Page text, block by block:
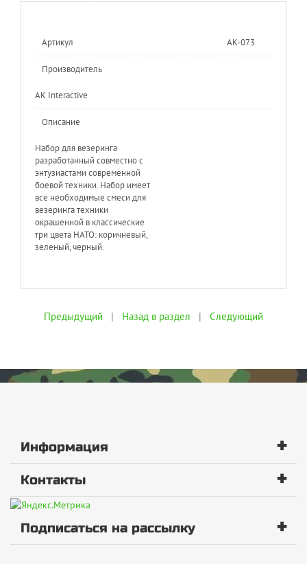
Артикул AK-073
Производитель
AK Interactive
Описание
Набор для везеринга
разработанный совместно с
энтузиастами современной
боевой техники. Набор имеет
все необходимые смеси для
везеринга техники
окрашенной в классические
три цвета НАТО: коричневый,
зеленый, черный.
Предыдущий | Назад в раздел | Следующий
Информация +
Контакты +
Подписаться на рассылку +